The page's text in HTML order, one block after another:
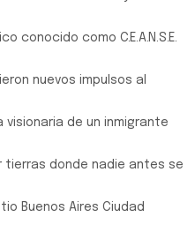
conocido como C.E.A.N.S.E.
nuevos impulsos al
de un inmigrante
donde nadie antes se
Buenos Aires Ciudad